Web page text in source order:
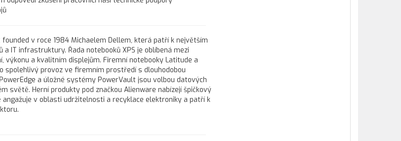
v roce 1984 Michaelem Dellem, která patří k největším
IT infrastruktury. Řada notebooků XPS je oblíbená mezi
výkonu a kvalitním displejům. Firemní notebooky Latitude a
spolehlivý provoz ve firemním prostředí s dlouhodobou
a úložné systémy PowerVault jsou volbou datových
světě. Herní produkty pod značkou Alienware nabízejí špičkový
v oblasti udržitelnosti a recyklace elektroniky a patří k